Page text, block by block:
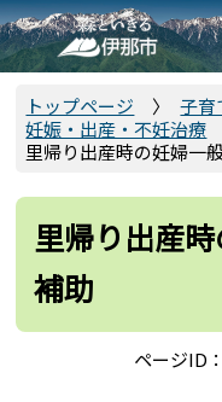
こ
の
ペ
先
トップページ
子育
妊娠・出産・不妊治療
里帰り出産時の妊婦一
里帰り出産
補助
ページID